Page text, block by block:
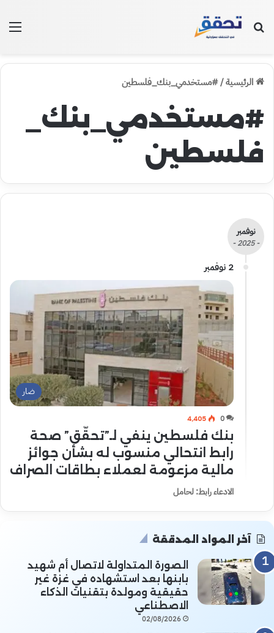
بحث عن
الرئيسية/#مستخدمي_بنك_فلسطين
#مستخدمي_بنك_
فلسطين
نوفمبر
- 2025 -
2 نوفمبر
ضار
0 4٬405
بنك فلسطين ينفي لـ”تحقّق” صحة
رابط انتحالي منسوب له بشأن جوائز
مالية مزعومة لعملاء بطاقات الصراف
الادعاء رابط: لحامل
آخر المواد المدققة
الصورة المتداولة لاتصال أم شهيد
بابنها بعد استشهاده في غزة غير
حقيقية ومولدة بتقنيات الذكاء
الاصطناعي
02/08/2026